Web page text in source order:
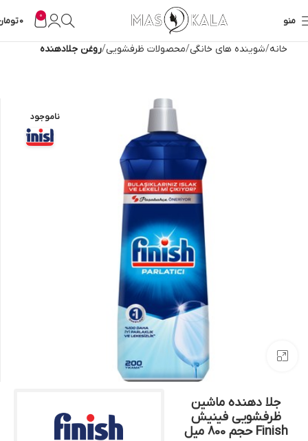
منو 0
0
خانه شوینده های خانگی محصولات ظرفشویی روغن جلادهنده
ناموجود
بزرگنمایی تصویر
جلا دهنده ماشین
ظرفشویی فینیش
Finish حجم 800 میل